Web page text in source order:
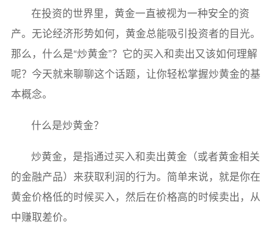
在投资的世界里，黄金一直被视为一种安全的资
产。无论经济形势如何，黄金总能吸引投资者的目光。
那么，什么是“炒黄金”？它的买入和卖出又该如何理解
呢？今天就来聊聊这个话题，让你轻松掌握炒黄金的基
本概念。
什么是炒黄金？
炒黄金，是指通过买入和卖出黄金（或者黄金相关
的金融产品）来获取利润的行为。简单来说，就是你在
黄金价格低的时候买入，然后在价格高的时候卖出，从
中赚取差价。